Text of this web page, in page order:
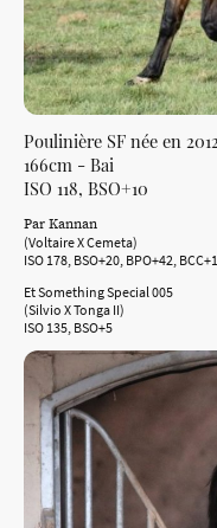
Poulinière SF née en
166cm - Bai
ISO 118, BSO+10
Par Kannan
(Voltaire X Cemeta)
ISO 178, BSO+20, BPO+42,
Et Something Special 005
(Silvio X Tonga II)
ISO 135, BSO+5